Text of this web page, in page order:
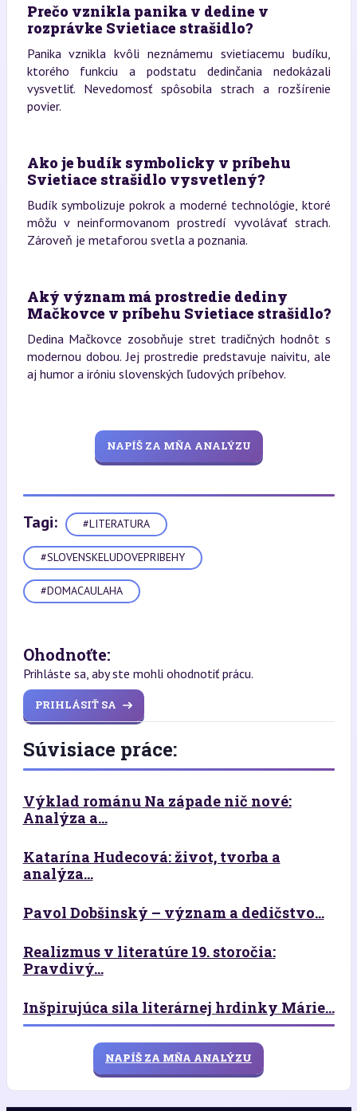
Prečo vznikla panika v dedine v
rozprávke Svietiace strašidlo?
Panika vznikla kvôli neznámemu svietiacemu budíku,
ktorého funkciu a podstatu dedinčania nedokázali
vysvetliť. Nevedomosť spôsobila strach a rozšírenie
povier.
Ako je budík symbolicky v príbehu
Svietiace strašidlo vysvetlený?
Budík symbolizuje pokrok a moderné technológie, ktoré
môžu v neinformovanom prostredí vyvolávať strach.
Zároveň je metaforou svetla a poznania.
Aký význam má prostredie dediny
Mačkovce v príbehu Svietiace strašidlo?
Dedina Mačkovce zosobňuje stret tradičných hodnôt s
modernou dobou. Jej prostredie predstavuje naivitu, ale
aj humor a iróniu slovenských ľudových príbehov.
NAPÍŠ ZA MŇA ANALÝZU
Tagi: #LITERATURA
#SLOVENSKELUDOVEPRIBEHY
#DOMACAULAHA
Ohodnoťte:
Prihláste sa, aby ste mohli ohodnotiť prácu.
PRIHLÁSIŤ SA
Súvisiace práce:
Výklad románu Na západe nič nové:
Analýza a...
Katarína Hudecová: život, tvorba a
analýza...
Pavol Dobšinský – význam a dedičstvo...
Realizmus v literatúre 19. storočia:
Pravdivý...
Inšpirujúca sila literárnej hrdinky Márie...
NAPÍŠ ZA MŇA ANALÝZU